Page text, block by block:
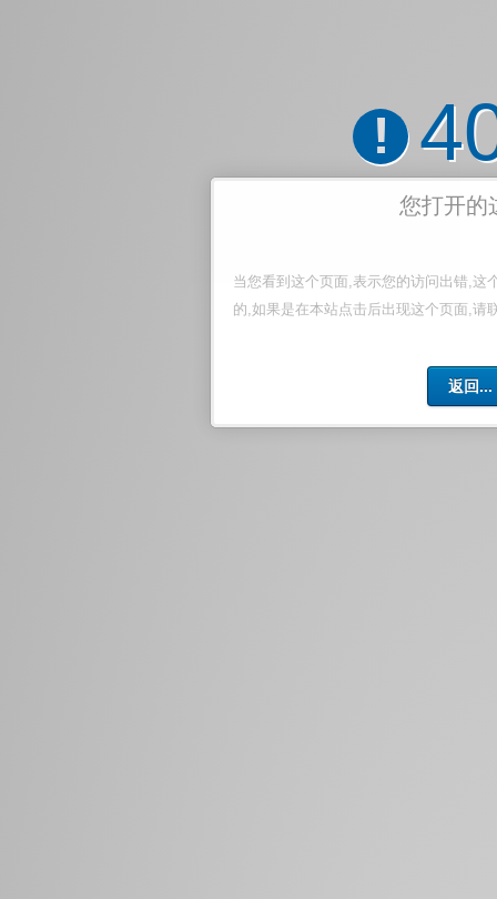
!
您打开的
当您看到这个页面,表示您的访问出错,这
的,如果是在本站点击后出现这个页面,请
返回...